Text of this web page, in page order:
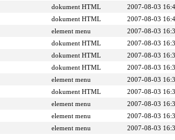
dokument HTML 2007-08-03
dokument HTML 2007-08-03
element menu 2007-08-03
dokument HTML 2007-08-03
dokument HTML 2007-08-03
dokument HTML 2007-08-03
element menu 2007-08-03
dokument HTML 2007-08-03
element menu 2007-08-03
element menu 2007-08-03
element menu 2007-08-03